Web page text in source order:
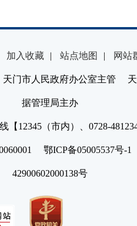
加入收藏 | 站点地图 | 网站
门市人民政府办公室主管 天
据管理局主办
【12345（市内）、0728-
鄂ICP备05005537号
42900602000138号